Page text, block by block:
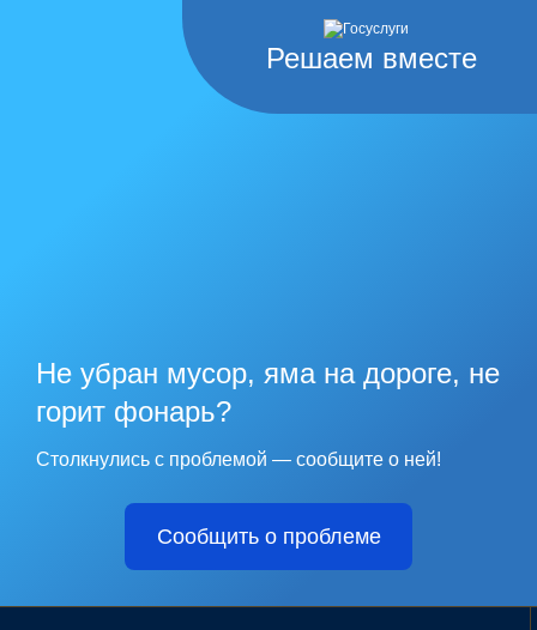
Решаем вместе
Не убран мусор, яма на дороге, не
горит фонарь?
Столкнулись с проблемой — сообщите о ней!
Сообщить о проблеме